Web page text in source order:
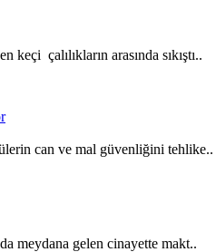
çalılıkların arasında sıkıştı..
can ve mal güvenliğini tehlike..
meydana gelen cinayette makt..